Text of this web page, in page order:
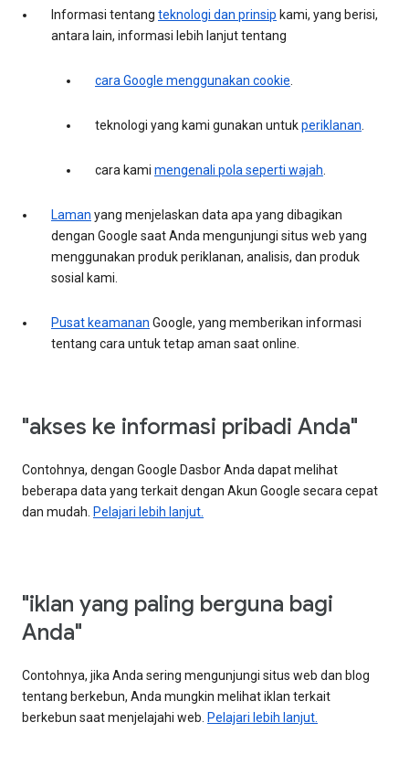
Informasi tentang teknologi dan prinsip kami, yang berisi,
antara lain, informasi lebih lanjut tentang
cara Google menggunakan cookie.
teknologi yang kami gunakan untukperiklanan.
cara kami mengenali pola seperti wajah.
Laman yang menjelaskan data apa yang dibagikan
dengan Google saat Anda mengunjungi situs web yang
menggunakan produk periklanan, analisis, dan produk
sosial kami.
Pusat keamanan Google, yang memberikan informasi
tentang cara untuk tetap aman saat online.
"akses ke informasi pribadi Anda"
Contohnya, dengan Google Dasbor Anda dapat melihat
beberapa data yang terkait dengan Akun Google secara cepat
dan mudah. Pelajari lebih lanjut.
"iklan yang paling berguna bagi
Anda"
Contohnya, jika Anda sering mengunjungi situs web dan blog
tentang berkebun, Anda mungkin melihat iklan terkait
berkebun saat menjelajahi web. Pelajari lebih lanjut.